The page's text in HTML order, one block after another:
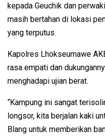
kepada Geuchik dan
masih bertahan di lokasi
yang terputus.
Kapolres Lhokseumawe
rasa empati dan
menghadapi ujian berat.
“Kampung ini sangat
longsor, kita berjalan kaki
Blang untuk memberikan